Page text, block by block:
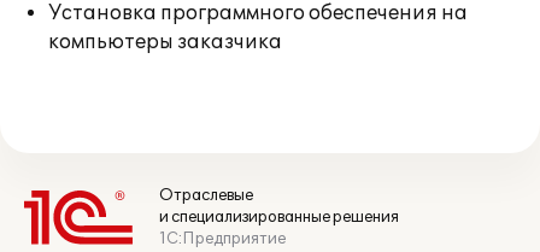
Установка программного обеспечения на
компьютеры заказчика
Отраслевые
и специализированные решения
1С:Предприятие